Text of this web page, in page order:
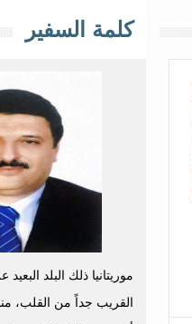
كلمة السفير
موريتانيا ذلك البلد
القريب جداً من القلب،